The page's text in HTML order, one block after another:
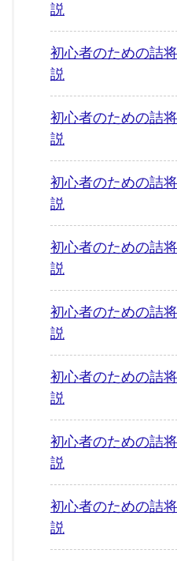
説
初心者のための
説
初心者のための
説
初心者のための
説
初心者のための
説
初心者のための
説
初心者のための
説
初心者のための
説
初心者のための
説